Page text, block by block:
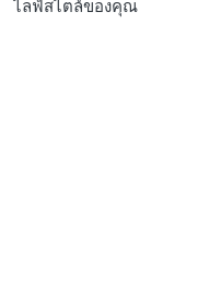
ไลฟ์สไตล์ของคุณ